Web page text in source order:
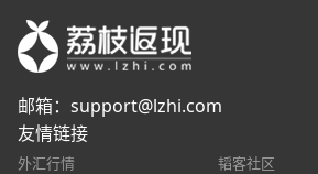
邮箱： support@lzhi.com
友情链接
外汇行情 韬客社区